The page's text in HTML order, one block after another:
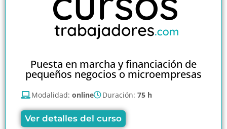
Puesta en marcha y financiación de
pequeños negocios o microempresas
Modalidad: online Duración: 75 h
Ver detalles del curso